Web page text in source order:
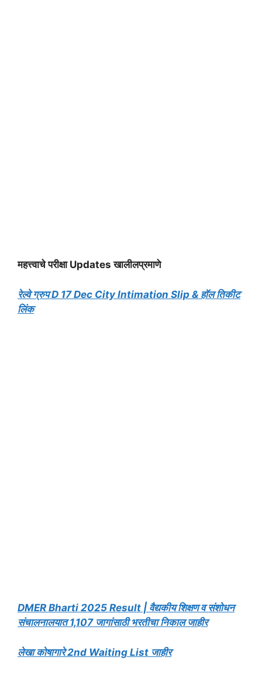
महत्त्वाचे परीक्षा Updates खालीलप्रमाणे
रेल्वे ग्रुप D 17 Dec City Intimation Slip & हॉल तिकीट
लिंक
DMER Bharti 2025 Result | वैद्यकीय शिक्षण व संशोधन
संचालनालयात 1,107 जागांसाठी भरतीचा निकाल जाहीर
लेखा कोषागारे 2nd Waiting List जाहीर